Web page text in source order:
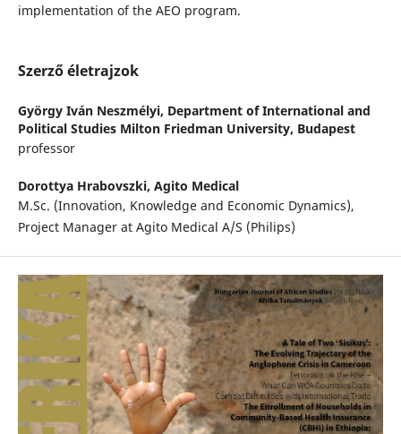
implementation of the AEO program.
Szerző életrajzok
György Iván Neszmélyi, Department of International and
Political Studies Milton Friedman University, Budapest
professor
Dorottya Hrabovszki, Agito Medical
M.Sc. (Innovation, Knowledge and Economic Dynamics),
Project Manager at Agito Medical A/S (Philips)